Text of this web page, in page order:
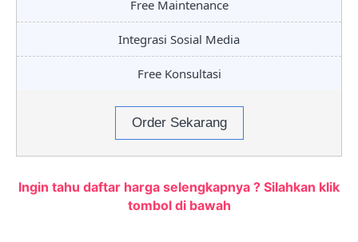
Free Maintenance
Integrasi Sosial Media
Free Konsultasi
Order Sekarang
Ingin tahu daftar harga selengkapnya ? Silahkan klik
tombol di bawah